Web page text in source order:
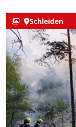
Schleiden